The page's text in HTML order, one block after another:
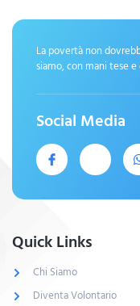
La povertà non
siamo, con mani tese
Social Media
Quick Links
Chi Siamo
Diventa Volontario